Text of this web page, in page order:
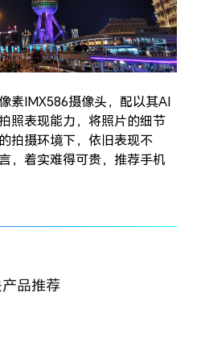
素IMX586摄像头，配以其AI
照表现能力，将照片的细节
拍摄环境下，依旧表现不
，着实难得可贵，推荐手机
品推荐